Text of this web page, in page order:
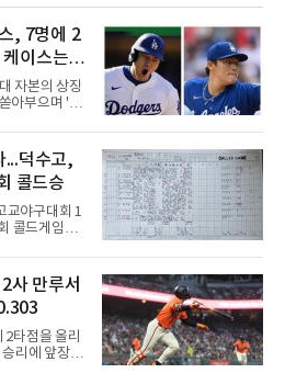
, 7명에 2
이스는
자본의 상징
아부으며 '스
에 머물고 있
체의 판도를
은 뼈아픈 부
근 몇 년간
총액은 무려
환율을 기준
라는 경악스
러나 이 엄청
...덕수고,
콜드승
교야구대회 1
콜드게임으
점, 3회 10점
3점을 보탰
했다.7번 타
포함해 6타
원빈은 6타
안타 3타점을
타 무사사구
사 만루서
타점을 올리
리에 앞장섰